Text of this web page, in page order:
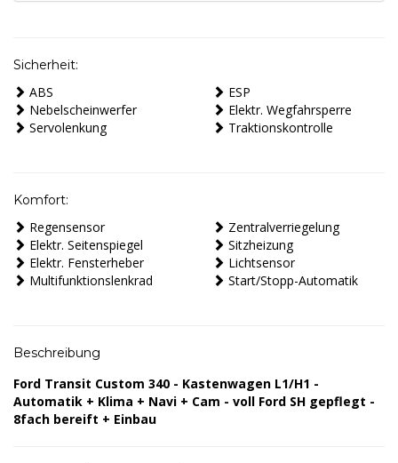
Sicherheit:
ABS
ESP
Nebelscheinwerfer
Elektr. Wegfahrsperre
Servolenkung
Traktionskontrolle
Komfort:
Regensensor
Zentralverriegelung
Elektr. Seitenspiegel
Sitzheizung
Elektr. Fensterheber
Lichtsensor
Multifunktionslenkrad
Start/Stopp-Automatik
Beschreibung
Ford Transit Custom 340 - Kastenwagen L1/H1 -
Automatik + Klima + Navi + Cam - voll Ford SH gepflegt -
8fach bereift + Einbau